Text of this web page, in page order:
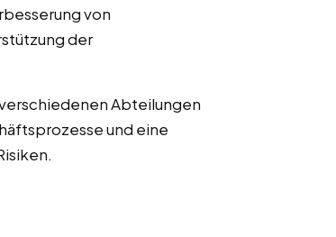
von
der
Abteilungen
und eine